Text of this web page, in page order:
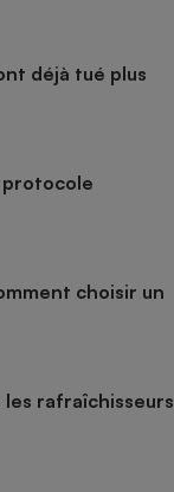
déjà tué plus
protocole
choisir un
rafraîchisseurs